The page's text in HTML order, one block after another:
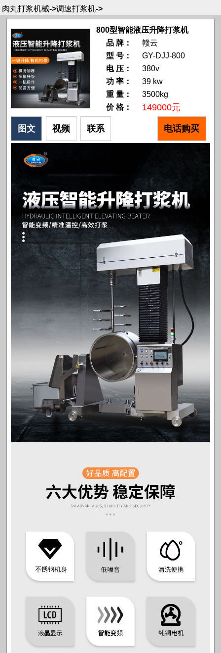
肉丸打浆机械->调速打浆机->
800型智能液压升降打浆机
品 牌：
赣云
型 号：
GY-DJJ-800
电 压：
380v
功 率：
39 kw
重 量：
3500kg
价 格：
149000元
图文 视频 联系 电话购买